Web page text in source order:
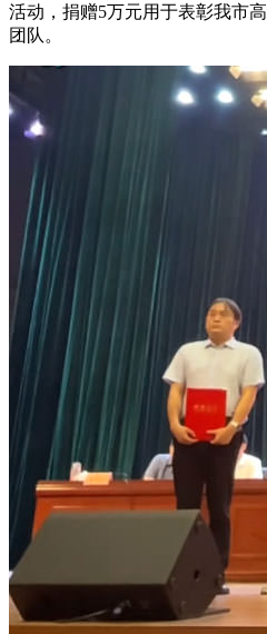
活动，捐赠5万元用于表彰我市
团队。